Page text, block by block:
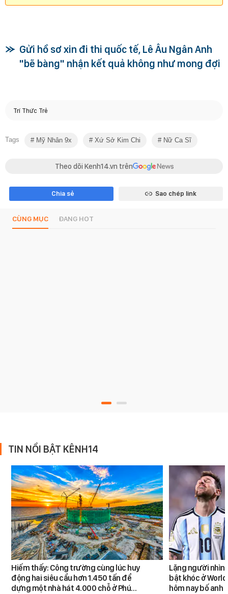
Gửi hồ sơ xin đi thi quốc tế, Lê Âu Ngân Anh
"bẽ bàng" nhận kết quả không như mong đợi
Trí Thức Trẻ
Tags Mỹ Nhân 9x Xứ Sở Kim Chi Nữ Ca Sĩ
Theo dõi Kenh14.vn trên
Chia sẻ Sao chép link
CÙNG MỤC ĐANG HOT
TIN NỔI BẬT KÊNH14
Hiếm thấy: Công trường cùng lúc huy
động hai siêu cẩu hơn 1.450 tấn để
dựng một nhà hát 4.000 chỗ ở Phú…
Lặng người nhìn
bật khóc ở
hôm nay bố anh